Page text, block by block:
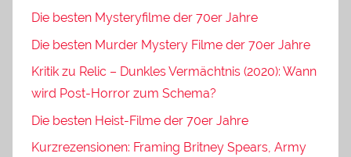
Die besten Mysteryfilme der 70er Jahre
Die besten Murder Mystery Filme der 70er Jahre
Kritik zu Relic – Dunkles Vermächtnis (2020): Wann
wird Post-Horror zum Schema?
Die besten Heist-Filme der 70er Jahre
Kurzrezensionen: Framing Britney Spears, Army